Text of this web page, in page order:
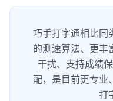
巧手打字通相比同
的测速算法、更丰
干扰、支持成绩
配，是目前更专业
打